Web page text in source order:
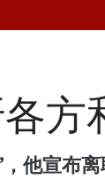
方
他宣布离